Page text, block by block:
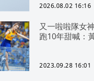
2026.08.02 16:16
又一啦啦隊女
跑10年甜喊：
2023.09.28 16:01